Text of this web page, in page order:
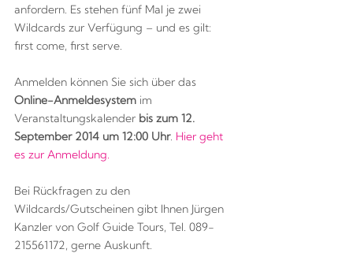
anfordern. Es stehen fünf Mal je zwei
Wildcards zur Verfügung – und es gilt:
first come, first serve.
Anmelden können Sie sich über das
Online-Anmeldesystemim
Veranstaltungskalender bis zum 12.
September 2014 um 12:00 Uhr. Hier geht
es zur Anmeldung.
Bei Rückfragen zu den
Wildcards/Gutscheinen gibt Ihnen Jürgen
Kanzler von Golf Guide Tours, Tel. 089-
215561172, gerne Auskunft.